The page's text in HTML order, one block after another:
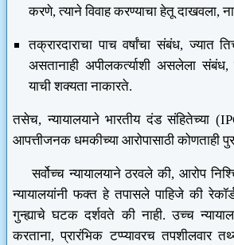
करणे, त्याने विवाह करण्याचा हेतू दाखवला,
तक्रारदाराचा पाच वर्षांचा संबंध, ज्यात
असतानाही अपीलकर्त्याशी असलेला
याची शक्यता नाकारते.
तसेच, न्यायालयाने भारतीय दंड संहितेच्या
आपत्तीजनक धमकीच्या आरोपासाठी कोणताही
सर्वोच्च न्यायालयाने ठरवले की, आरोप
न्यायालयांनी फक्त हे तपासले पाहिजे की
गुन्ह्याचे घटक दर्शवते की नाही. उच्च
करताना, प्रारंभिक टप्प्यावरच तपशीलवार